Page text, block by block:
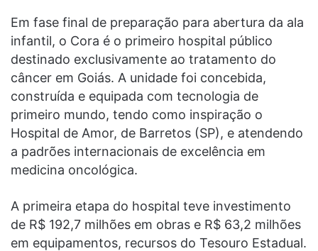
Em fase final de preparação para abertura da ala
infantil, o Cora é o primeiro hospital público
destinado exclusivamente ao tratamento do
câncer em Goiás. A unidade foi concebida,
construída e equipada com tecnologia de
primeiro mundo, tendo como inspiração o
Hospital de Amor, de Barretos (SP), e atendendo
a padrões internacionais de excelência em
medicina oncológica.
A primeira etapa do hospital teve investimento
de R$ 192,7 milhões em obras e R$ 63,2 milhões
em equipamentos, recursos do Tesouro Estadual.